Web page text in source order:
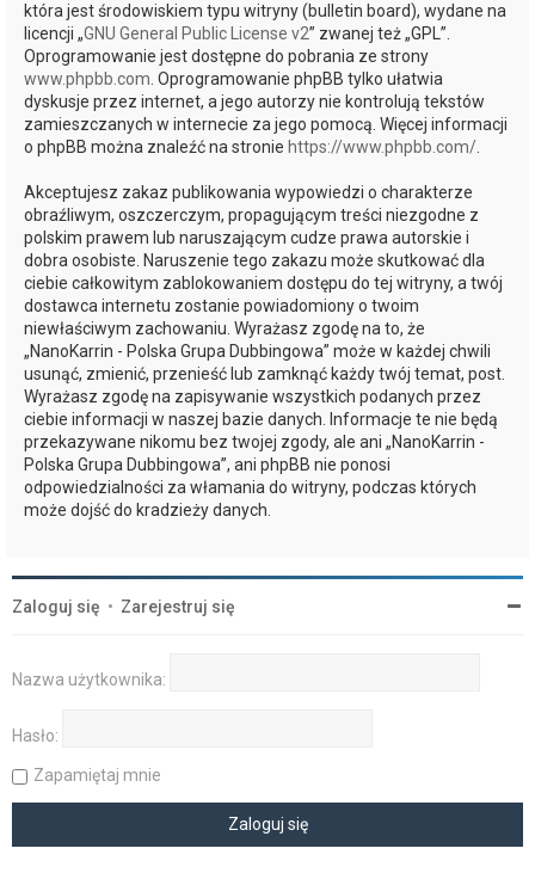
która jest środowiskiem typu witryny (bulletin board), wydane na
licencji „GNU General Public License v2” zwanej też „GPL”.
Oprogramowanie jest dostępne do pobrania ze strony
www.phpbb.com. Oprogramowanie phpBB tylko ułatwia
dyskusje przez internet, a jego autorzy nie kontrolują tekstów
zamieszczanych w internecie za jego pomocą. Więcej informacji
o phpBB można znaleźć na stronie https://www.phpbb.com/.
Akceptujesz zakaz publikowania wypowiedzi o charakterze
obraźliwym, oszczerczym, propagującym treści niezgodne z
polskim prawem lub naruszającym cudze prawa autorskie i
dobra osobiste. Naruszenie tego zakazu może skutkować dla
ciebie całkowitym zablokowaniem dostępu do tej witryny, a twój
dostawca internetu zostanie powiadomiony o twoim
niewłaściwym zachowaniu. Wyrażasz zgodę na to, że
„NanoKarrin - Polska Grupa Dubbingowa” może w każdej chwili
usunąć, zmienić, przenieść lub zamknąć każdy twój temat, post.
Wyrażasz zgodę na zapisywanie wszystkich podanych przez
ciebie informacji w naszej bazie danych. Informacje te nie będą
przekazywane nikomu bez twojej zgody, ale ani „NanoKarrin -
Polska Grupa Dubbingowa”, ani phpBB nie ponosi
odpowiedzialności za włamania do witryny, podczas których
może dojść do kradzieży danych.
Zaloguj się • Zarejestruj się
Nazwa użytkownika:
Hasło:
Zapamiętaj mnie